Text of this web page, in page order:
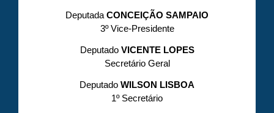
DeputadaCONCEIÇÃO SAMPAIO
3º Vice-Presidente
DeputadoVICENTE LOPES
Secretário Geral
Deputado WILSON LISBOA
1º Secretário